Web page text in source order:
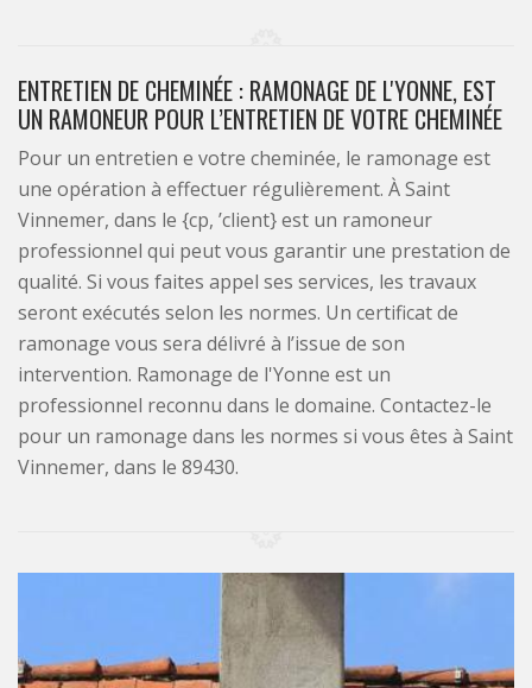
ENTRETIEN DE CHEMINÉE : RAMONAGE DE L'YONNE, EST
UN RAMONEUR POUR L’ENTRETIEN DE VOTRE CHEMINÉE
Pour un entretien e votre cheminée, le ramonage est
une opération à effectuer régulièrement. À Saint
Vinnemer, dans le {cp, ’client} est un ramoneur
professionnel qui peut vous garantir une prestation de
qualité. Si vous faites appel ses services, les travaux
seront exécutés selon les normes. Un certificat de
ramonage vous sera délivré à l’issue de son
intervention. Ramonage de l'Yonne est un
professionnel reconnu dans le domaine. Contactez-le
pour un ramonage dans les normes si vous êtes à Saint
Vinnemer, dans le 89430.